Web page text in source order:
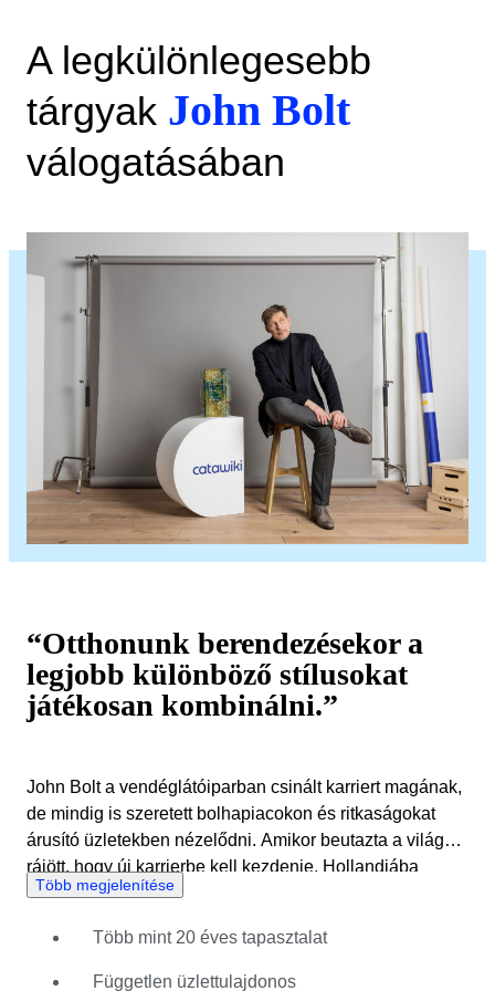
A legkülönlegesebb
tárgyak John Bolt
válogatásában
“Otthonunk berendezésekor a
legjobb különböző stílusokat
játékosan kombinálni.”
John Bolt a vendéglátóiparban csinált karriert magának,
de mindig is szeretett bolhapiacokon és ritkaságokat
árusító üzletekben nézelődni. Amikor beutazta a világot,
rájött, hogy új karrierbe kell kezdenie. Hollandiába
visszatérve bútorüzletet nyitott, amivel a gyarmati
bolt megvilágításához olyan holland dizájner lámpákat
használt, amelyeket az irszág különféle piacokain
Több megjelenítése
Több mint 20 éves tapasztalat
Független üzlettulajdonos